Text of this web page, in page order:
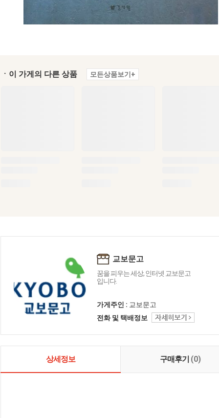
ㆍ이 가게의 다른 상품 모든상품보기+
교보문고
꿈을 피우는 세상, 인터넷 교보문고
입니다.
가게주인 : 교보문고
전화 및 택배정보
상세정보 구매후기 (0)